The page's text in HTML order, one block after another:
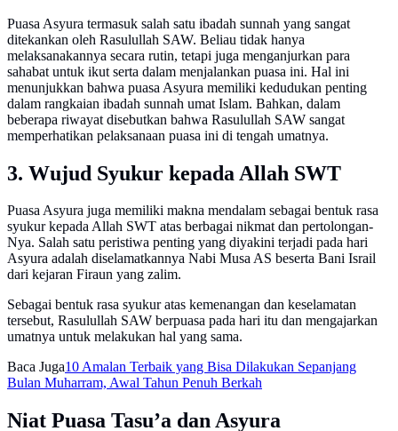
Puasa Asyura termasuk salah satu ibadah sunnah yang sangat
ditekankan oleh Rasulullah SAW. Beliau tidak hanya
melaksanakannya secara rutin, tetapi juga menganjurkan para
sahabat untuk ikut serta dalam menjalankan puasa ini. Hal ini
menunjukkan bahwa puasa Asyura memiliki kedudukan penting
dalam rangkaian ibadah sunnah umat Islam. Bahkan, dalam
beberapa riwayat disebutkan bahwa Rasulullah SAW sangat
memperhatikan pelaksanaan puasa ini di tengah umatnya.
3. Wujud Syukur kepada Allah SWT
Puasa Asyura juga memiliki makna mendalam sebagai bentuk rasa
syukur kepada Allah SWT atas berbagai nikmat dan pertolongan-
Nya. Salah satu peristiwa penting yang diyakini terjadi pada hari
Asyura adalah diselamatkannya Nabi Musa AS beserta Bani Israil
dari kejaran Firaun yang zalim.
Sebagai bentuk rasa syukur atas kemenangan dan keselamatan
tersebut, Rasulullah SAW berpuasa pada hari itu dan mengajarkan
umatnya untuk melakukan hal yang sama.
Baca Juga10 Amalan Terbaik yang Bisa Dilakukan Sepanjang
Bulan Muharram, Awal Tahun Penuh Berkah
Niat Puasa Tasu’a dan Asyura